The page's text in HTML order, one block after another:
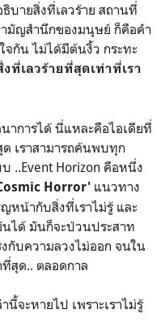
บายสิ่งที่เลวร้าย สถานที่
มัญสำนึกของมนุษย์ ก็คือคำ
จกัน ไม่ได้มีต้นงิ้ว กระทะ
งที่เลวร้ายที่สุดเท่าที่เรา
าการได้ นี่แหละคือไอเดียที่
เราสามารถค้นพบทุก
..Event Horizon คือหนึ่ง
Horror' แนวทาง
หน้ากับสิ่งที่เราไม่รู้ และ
นได้ มันก็จะป่วนประสาท
งกับความลวงไม่ออก จนใน
สุด.. ตลอดกาล
จะหายไป เพราะเราไม่รู้